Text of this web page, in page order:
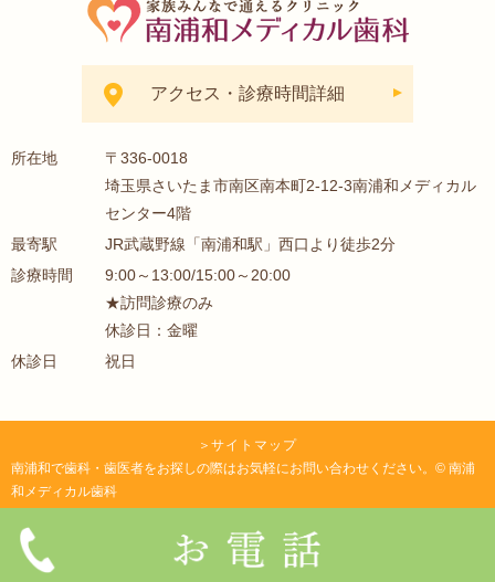
アクセス・診療時間詳細
所在地
〒336-0018
埼玉県さいたま市南区南本町2-12-3南浦和メディカル
センター4階
最寄駅
JR武蔵野線「南浦和駅」西口より徒歩2分
診療時間
9:00～13:00/15:00～20:00
★訪問診療のみ
休診日：金曜
休診日
祝日
＞ サイトマップ
南浦和で歯科・歯医者をお探しの際はお気軽にお問い合わせください。© 南浦
和メディカル歯科